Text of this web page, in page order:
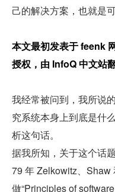
己的解决方案，也就是可
本文最初发表于 feenk
授权，由 InfoQ 中文站
我经常被问到，我所说
究系统本身上到底是什
析这句话。
据我所知，关于这个话
79 年 Zelkowitz、Shaw
做“Principles of